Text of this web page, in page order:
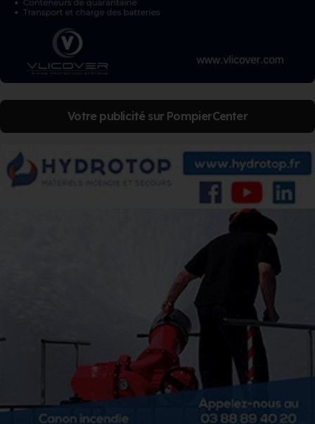
Votre publicité sur PompierCenter